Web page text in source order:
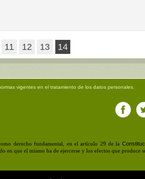
11 12 13 14
vigentes en el tratamiento de los datos personales.
derecho fundamental, en el artículo 29 de la
en que el mismo ha de ejercerse y los efectos que produce